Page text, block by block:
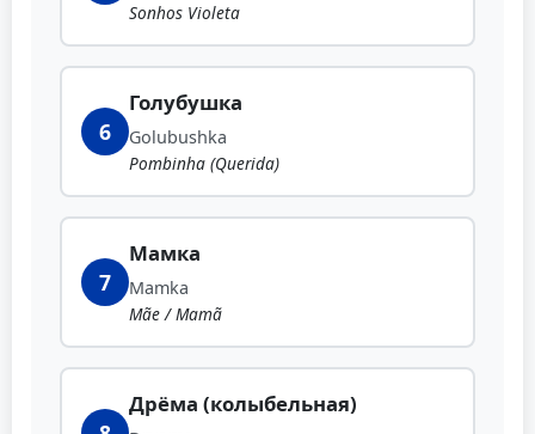
Sonhos Violeta
6
Голубушка
Golubushka
Pombinha (Querida)
7
Мамка
Mamka
Mãe / Mamã
Дрёма (колыбельная)